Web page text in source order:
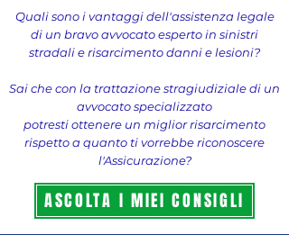
Quali sono i vantaggi dell'assistenza legale
di un bravo avvocato esperto in sinistri
stradali e risarcimento danni e lesioni?
Sai che con la trattazione stragiudiziale di un
avvocato specializzato
potresti ottenere un miglior risarcimento
rispetto a quanto ti vorrebbe riconoscere
l'Assicurazione?
ASCOLTA I MIEI CONSIGLI